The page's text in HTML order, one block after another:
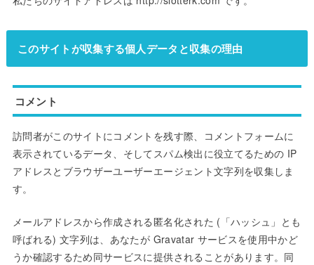
このサイトが収集する個人データと収集の理由
コメント
訪問者がこのサイトにコメントを残す際、コメントフォームに
表示されているデータ、そしてスパム検出に役立てるための IP
アドレスとブラウザーユーザーエージェント文字列を収集しま
す。
メールアドレスから作成される匿名化された (「ハッシュ」とも
呼ばれる) 文字列は、あなたが Gravatar サービスを使用中かど
うか確認するため同サービスに提供されることがあります。同